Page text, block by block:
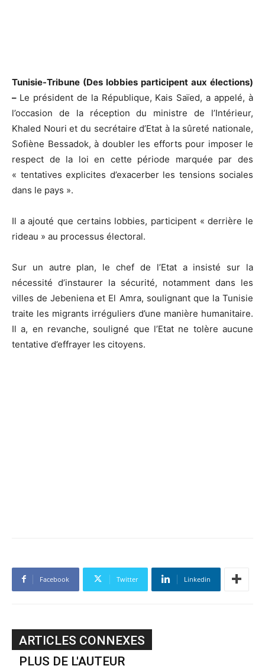
Tunisie-Tribune (Des lobbies participent aux élections)
– Le président de la République, Kais Saïed, a appelé, à
l’occasion de la réception du ministre de l’Intérieur,
Khaled Nouri et du secrétaire d’Etat à la sûreté nationale,
Sofiène Bessadok, à doubler les efforts pour imposer le
respect de la loi en cette période marquée par des
« tentatives explicites d’exacerber les tensions sociales
dans le pays ».
Il a ajouté que certains lobbies, participent « derrière le
rideau » au processus électoral.
Sur un autre plan, le chef de l’Etat a insisté sur la
nécessité d’instaurer la sécurité, notamment dans les
villes de Jebeniena et El Amra, soulignant que la Tunisie
traite les migrants irréguliers d’une manière humanitaire.
Il a, en revanche, souligné que l’Etat ne tolère aucune
tentative d’effrayer les citoyens.
Facebook Twitter Linkedin
ARTICLES CONNEXES
PLUS DE L'AUTEUR